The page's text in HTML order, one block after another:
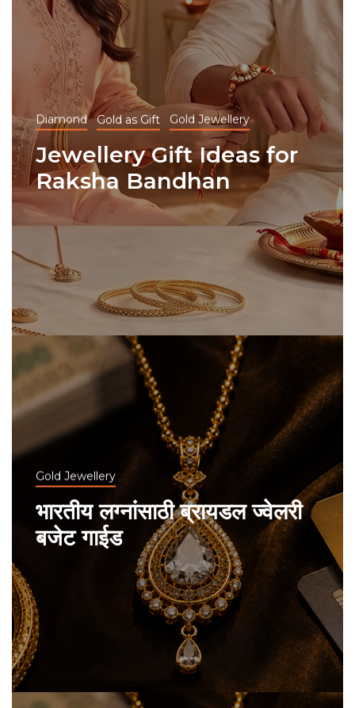
Diamond Gold as Gift Gold Jewellery
Jewellery Gift Ideas for
Raksha Bandhan
Gold Jewellery
भारतीय लग्नांसाठी ब्रायडल ज्वेलरी
बजेट गाईड